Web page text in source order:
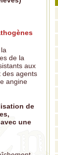
de la
aux
des agents
angine
de
une